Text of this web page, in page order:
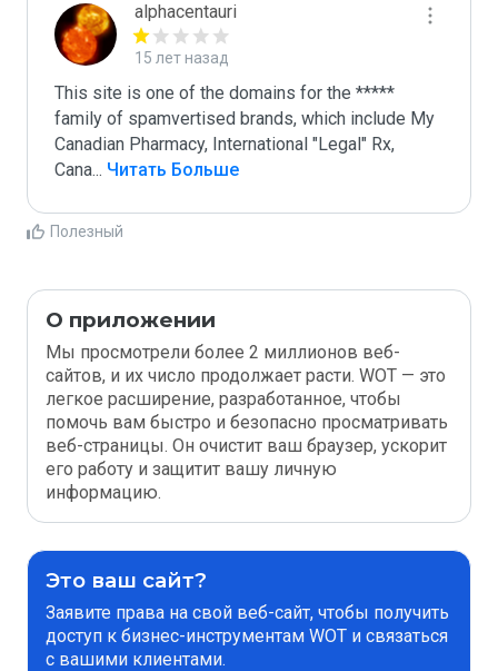
alphacentauri
15 лет назад
This site is one of the domains for the *****
family of spamvertised brands, which include My
Canadian Pharmacy, International "Legal" Rx,
Cana... Читать Больше
Полезный
О приложении
Мы просмотрели более 2 миллионов веб-
сайтов, и их число продолжает расти. WOT — это
легкое расширение, разработанное, чтобы
помочь вам быстро и безопасно просматривать
веб-страницы. Он очистит ваш браузер, ускорит
его работу и защитит вашу личную
информацию.
Это ваш сайт?
Заявите права на свой веб-сайт, чтобы получить
доступ к бизнес-инструментам WOT и связаться
с вашими клиентами.